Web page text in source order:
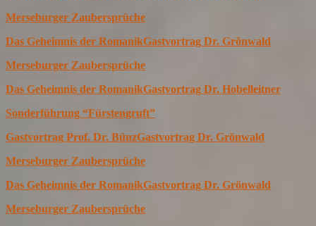
Merseburger Zaubersprüche
Das Geheimnis der RomanikGastvortrag Dr. Grönwald
Merseburger Zaubersprüche
Das Geheimnis der RomanikGastvortrag Dr. Hobelleitner
Sonderführung “Fürstengruft”
Gastvortrag Prof. Dr. BünzGastvortrag Dr. Grönwald
Merseburger Zaubersprüche
Das Geheimnis der RomanikGastvortrag Dr. Grönwald
Merseburger Zaubersprüche